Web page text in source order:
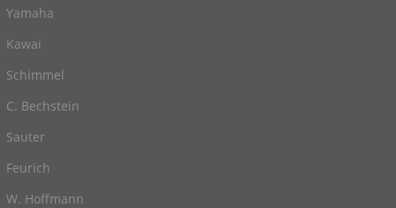
Yamaha
Kawai
Schimmel
C. Bechstein
Sauter
Feurich
W. Hoffmann